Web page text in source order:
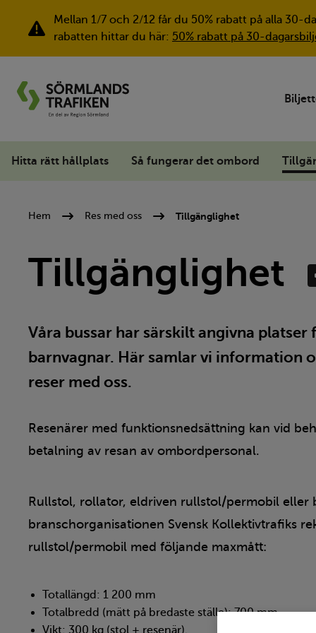
Viktig information
Mellan 1/7 och 2/12 får du 50% rabatt på alla
rabatten hittar du här: 50% rabatt på 30-
Hitta rätt hållplats Så fungerar det ombord
Hem Res med oss Tillgänglighet
Tillgänglighet
Våra bussar har särskilt angivna
barnvagnar. Här samlar vi information
reser med oss.
Resenärer med funktionsnedsättning kan vid
betalning av resan av ombordpersonal.
Rullstol, rollator, eldriven rullstol/permobil eller
branschorganisationen Svensk Kollektivtrafiks
rullstol/permobil med följande maxmått:
Totallängd: 1 200 mm
Totalbredd (mätt på bredaste ställe): 700 mm
Vikt: 300 kg (stol + resenär).